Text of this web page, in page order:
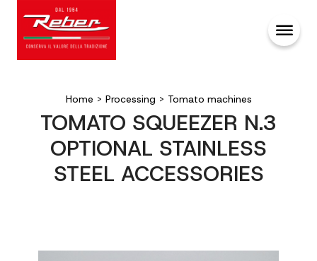
Home > Processing > Tomato machines
TOMATO SQUEEZER N.3
OPTIONAL STAINLESS
STEEL ACCESSORIES